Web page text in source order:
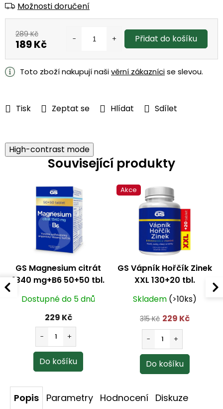
Tisk Zeptat se Hlídat Sdílet
Možnosti doručení
289 Kč
189 Kč Přidat do košíku
Toto zboží nakupují našivěrní zákaznícise slevou.
High-contrast mode
Související produkty
GS Magnesium citrát
1340 mg+B6 50+50 tbl.
Dostupné do 5 dnů
229 Kč
Akce
GS Vápník Hořčík Zinek
XXL 130+20 tbl.
Skladem (>10ks)
315 Kč 229 Kč
Popis Parametry Hodnocení Diskuze